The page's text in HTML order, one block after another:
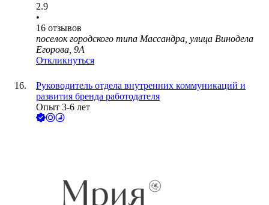
2.9
•
16 отзывов
поселок городского типа Массандра, улица Винодела
Егорова, 9А
Откликнуться
Руководитель отдела внутренних коммуникаций и
развития бренда работодателя
Опыт 3-6 лет